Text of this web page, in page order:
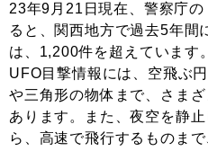
23年9月21日現在、警察庁
ると、関西地方で過去5年間
は、1,200件を超えています。
UFO目撃情報には、空飛ぶ
や三角形の物体まで、さま
あります。また、夜空を静
ら、高速で飛行するものま